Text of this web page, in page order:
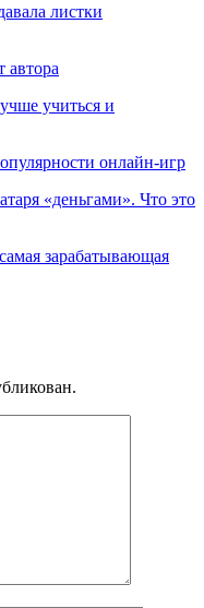
листки
автора
учиться и
онлайн-игр
«деньгами». Что это
зарабатывающая